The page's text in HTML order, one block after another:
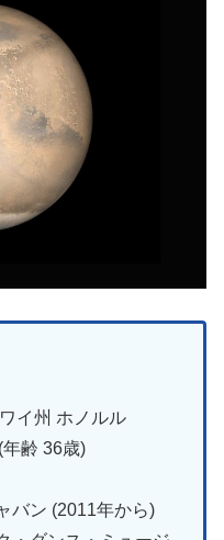
イ州 ホノルル
齢 36歳)
バン (2011年から)